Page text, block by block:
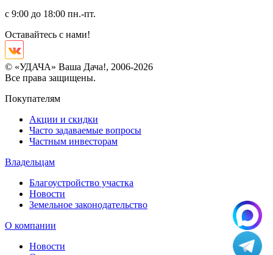
с 9:00 до 18:00 пн.-пт.
Оставайтесь с нами!
© «УДАЧА» Ваша Дача!, 2006-2026
Все права защищены.
Покупателям
Акции и скидки
Часто задаваемые вопросы
Частным инвесторам
Владельцам
Благоустройство участка
Новости
Земельное законодательство
О компании
Новости